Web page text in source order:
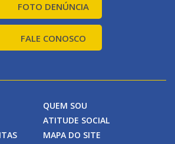
FOTO DENÚNCIA
FALE CONOSCO
QUEM SOU
ATITUDE SOCIAL
MAPA DO SITE